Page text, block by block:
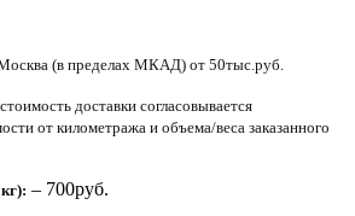
(в пределах МКАД) от 50тыс.руб.
доставки согласовывается
от километража и объема/веса заказанного
– 700руб.